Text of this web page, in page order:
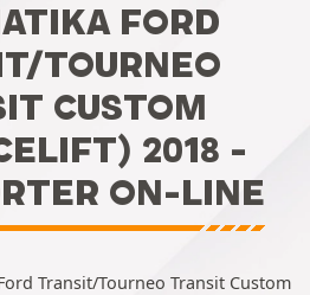
FORD
TOURNEO
CUSTOM
2018 -
ON-LINE
Transit/Tourneo Transit Custom